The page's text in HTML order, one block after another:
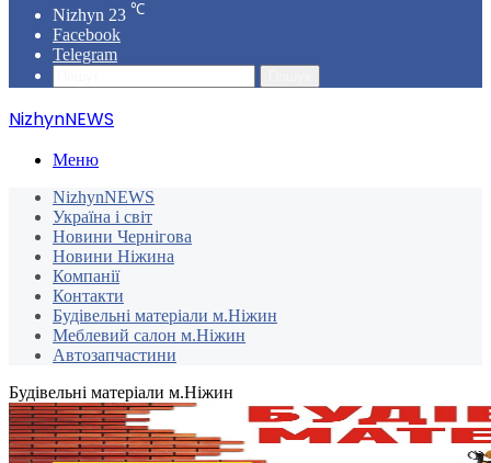
Nizhyn 23 ℃
Facebook
Telegram
NizhynNEWS
Меню
NizhynNEWS
Україна і світ
Новини Чернігова
Новини Ніжина
Компанії
Контакти
Будівельні матеріали м.Ніжин
Меблевий салон м.Ніжин
Автозапчастини
Будівельні матеріали м.Ніжин